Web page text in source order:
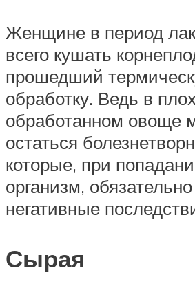
Женщине в период
всего кушать
прошедший
обработку. Ведь в
обработанном овоще
остаться
которые, при
организм,
негативные
Сырая